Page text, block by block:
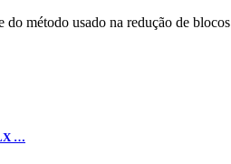
método usado na redução de
…